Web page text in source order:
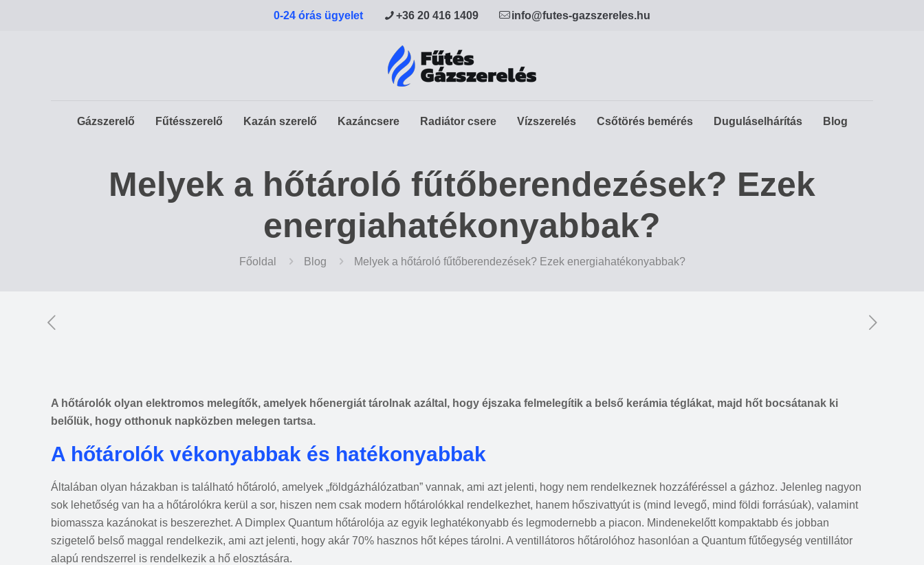
0-24 órás ügyelet +36 20 416 1409 info@futes-gazszereles.hu
Gázszerelő Fűtésszerelő Kazán szerelő Kazáncsere Radiátor csere Vízszerelés Csőtörés bemérés Duguláselhárítás Blog
Melyek a hőtároló fűtőberendezések? Ezek
energiahatékonyabbak?
Főoldal Blog Melyek a hőtároló fűtőberendezések? Ezek energiahatékonyabbak?
A hőtárolók olyan elektromos melegítők, amelyek hőenergiát tárolnak azáltal, hogy éjszaka felmelegítik a belső kerámia téglákat, majd hőt bocsátanak ki
belőlük, hogy otthonuk napközben melegen tartsa.
A hőtárolók vékonyabbak és hatékonyabbak
Általában olyan házakban is található hőtároló, amelyek „földgázhálózatban” vannak, ami azt jelenti, hogy nem rendelkeznek hozzáféréssel a gázhoz. Jelenleg nagyon
sok lehetőség van ha a hőtárolókra kerül a sor, hiszen nem csak modern hőtárolókkal rendelkezhet, hanem hőszivattyút is (mind levegő, mind földi forrásúak), valamint
biomassza kazánokat is beszerezhet. A Dimplex Quantum hőtárolója az egyik leghatékonyabb és legmodernebb a piacon. Mindenekelőtt kompaktabb és jobban
szigetelő belső maggal rendelkezik, ami azt jelenti, hogy akár 70% hasznos hőt képes tárolni. A ventillátoros hőtárolóhoz hasonlóan a Quantum fűtőegység ventillátor
alapú rendszerrel is rendelkezik a hő elosztására.